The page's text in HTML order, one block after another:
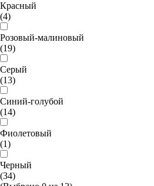
Красный
(4)
Розовый-малиновый
(19)
Серый
(13)
Синий-голубой
(14)
Фиолетовый
(1)
Черный
(34)